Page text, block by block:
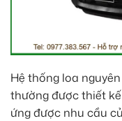
Hệ thống loa
thường được thiết
ứng được nhu cầu